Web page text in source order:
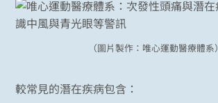
（圖片製作：唯心運動醫療體系）
較常見的潛在疾病包含：